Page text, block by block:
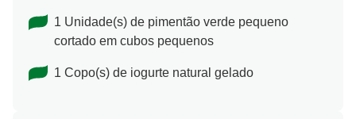
1 Unidade(s) de pimentão verde pequeno
cortado em cubos pequenos
1 Copo(s) de iogurte natural gelado